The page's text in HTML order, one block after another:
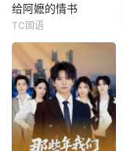
给阿嬷的情书
TC国语